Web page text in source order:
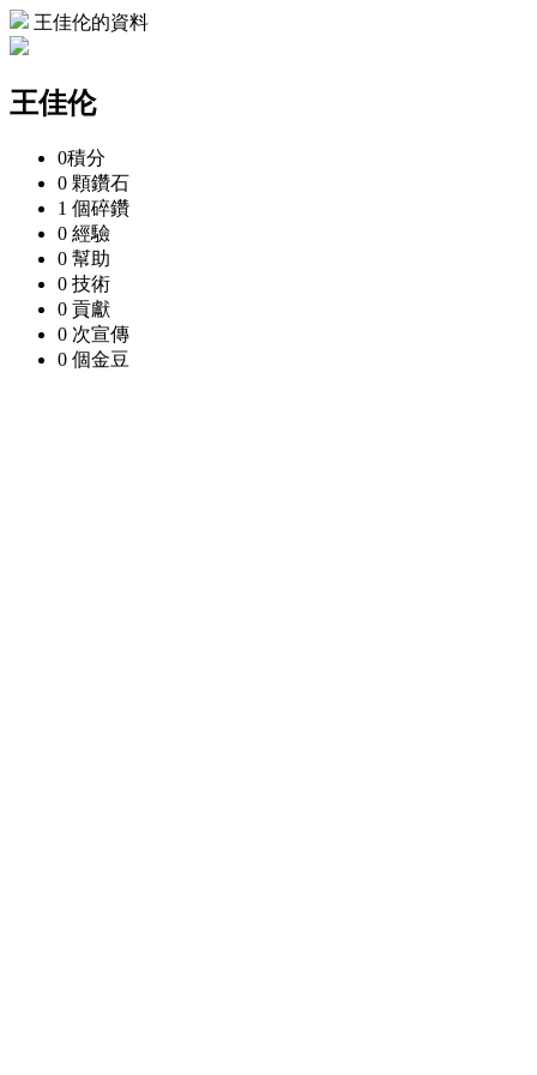
王佳伦的資料
王佳伦
0積分
0 顆鑽石
1 個碎鑽
0 經驗
0 幫助
0 技術
0 貢獻
0 次宣傳
0 個金豆